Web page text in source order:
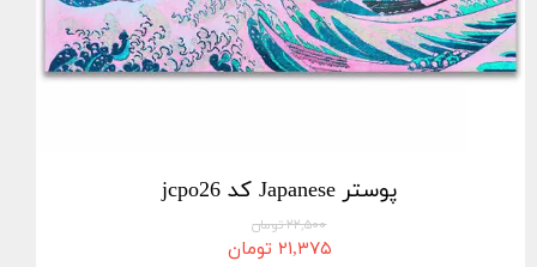
پوستر Japanese کد jcpo26
۲۲,۵۰۰ تومان
۲۱,۳۷۵ تومان